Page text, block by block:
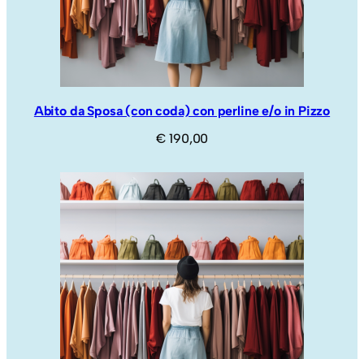
Abito da Sposa (con coda) con perline e/o in Pizzo
€ 190,00